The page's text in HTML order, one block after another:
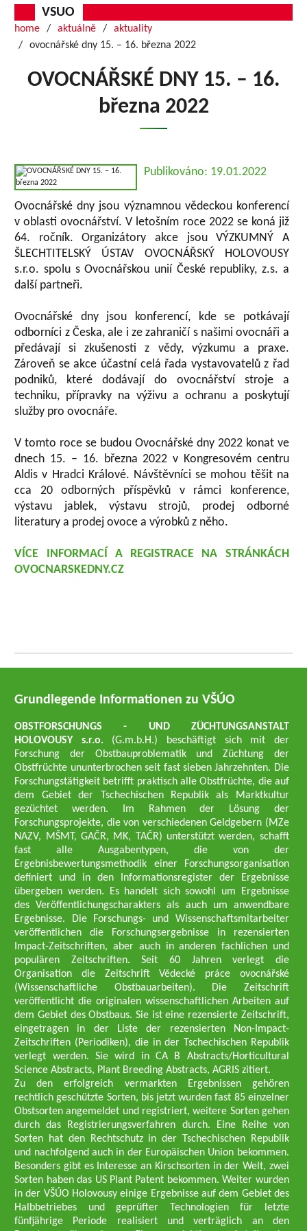
VSUO
home aktuálně
aktuality
ovocnářské dny 15. – 16. března 2022
OVOCNÁŘSKÉ DNY 15. – 16.
března 2022
Publikováno: 19.01.2022
Ovocnářské dny jsou významnou vědeckou konferencí
v oblasti ovocnářství. V letošním roce 2022 se koná již
64. ročník. Organizátory akce jsou VÝZKUMNÝ A
ŠLECHTITELSKÝ ÚSTAV OVOCNÁŘSKÝ HOLOVOUSY
s.r.o. spolu s Ovocnářskou unií České republiky, z.s. a
další partneři.
Ovocnářské dny jsou konferencí, kde se potkávají
odborníci z Česka, ale i ze zahraničí s našimi ovocnáři a
předávají si zkušenosti z vědy, výzkumu a praxe.
Zároveň se akce účastní celá řada vystavovatelů z řad
podniků, které dodávají do ovocnářství stroje a
techniku, přípravky na výživu a ochranu a poskytují
služby pro ovocnáře.
V tomto roce se budou Ovocnářské dny 2022 konat ve
dnech 15. – 16. března 2022 v Kongresovém centru
Aldis v Hradci Králové. Návštěvníci se mohou těšit na
cca 20 odborných příspěvků v rámci konference,
výstavu jablek, výstavu strojů, prodej odborné
literatury a prodej ovoce a výrobků z něho.
VÍCE INFORMACÍ A REGISTRACE NA STRÁNKÁCH
OVOCNARSKEDNY.CZ
Grundlegende Informationen zu VŠÚO
OBSTFORSCHUNGS - UND ZÜCHTUNGSANSTALT
HOLOVOUSY s.r.o. (G.m.b.H.) beschäftigt sich mit der
Forschung der Obstbauproblematik und Züchtung der
Obstfrüchte ununterbrochen seit fast sieben Jahrzehnten. Die
Forschungstätigkeit betrifft praktisch alle Obstfrüchte, die auf
dem Gebiet der Tschechischen Republik als Marktkultur
gezüchtet werden. Im Rahmen der Lösung der
Forschungsprojekte, die von verschiedenen Geldgebern (MZe
NAZV, MŠMT, GAČR, MK, TAČR) unterstützt werden, schafft
fast alle Ausgabentypen, die von der
Ergebnisbewertungsmethodik einer Forschungsorganisation
definiert und in den Informationsregister der Ergebnisse
übergeben werden. Es handelt sich sowohl um Ergebnisse
des Veröffentlichungscharakters als auch um anwendbare
Ergebnisse. Die Forschungs- und Wissenschaftsmitarbeiter
veröffentlichen die Forschungsergebnisse in rezensierten
Impact-Zeitschriften, aber auch in anderen fachlichen und
populären Zeitschriften. Seit 60 Jahren verlegt die
Organisation die Zeitschrift Vědecké práce ovocnářské
(Wissenschaftliche Obstbauarbeiten). Die Zeitschrift
veröffentlicht die originalen wissenschaftlichen Arbeiten auf
dem Gebiet des Obstbaus. Sie ist eine rezensierte Zeitschrift,
eingetragen in der Liste der rezensierten Non-Impact-
Zeitschriften (Periodiken), die in der Tschechischen Republik
verlegt werden. Sie wird in CA B Abstracts/Horticultural
Science Abstracts, Plant Breeding Abstracts, AGRIS zitiert.
Zu den erfolgreich vermarkten Ergebnissen gehören
rechtlich geschützte Sorten, bis jetzt wurden fast 85 einzelner
Obstsorten angemeldet und registriert, weitere Sorten gehen
durch das Registrierungsverfahren durch. Eine Reihe von
Sorten hat den Rechtschutz in der Tschechischen Republik
und nachfolgend auch in der Europäischen Union bekommen.
Besonders gibt es Interesse an Kirschsorten in der Welt, zwei
Sorten haben das US Plant Patent bekommen. Weiter wurden
in der VŠÚO Holovousy einige Ergebnisse auf dem Gebiet des
Halbbetriebes und geprüfter Technologien für letzte
fünfjährige Periode realisiert und verträglich an den